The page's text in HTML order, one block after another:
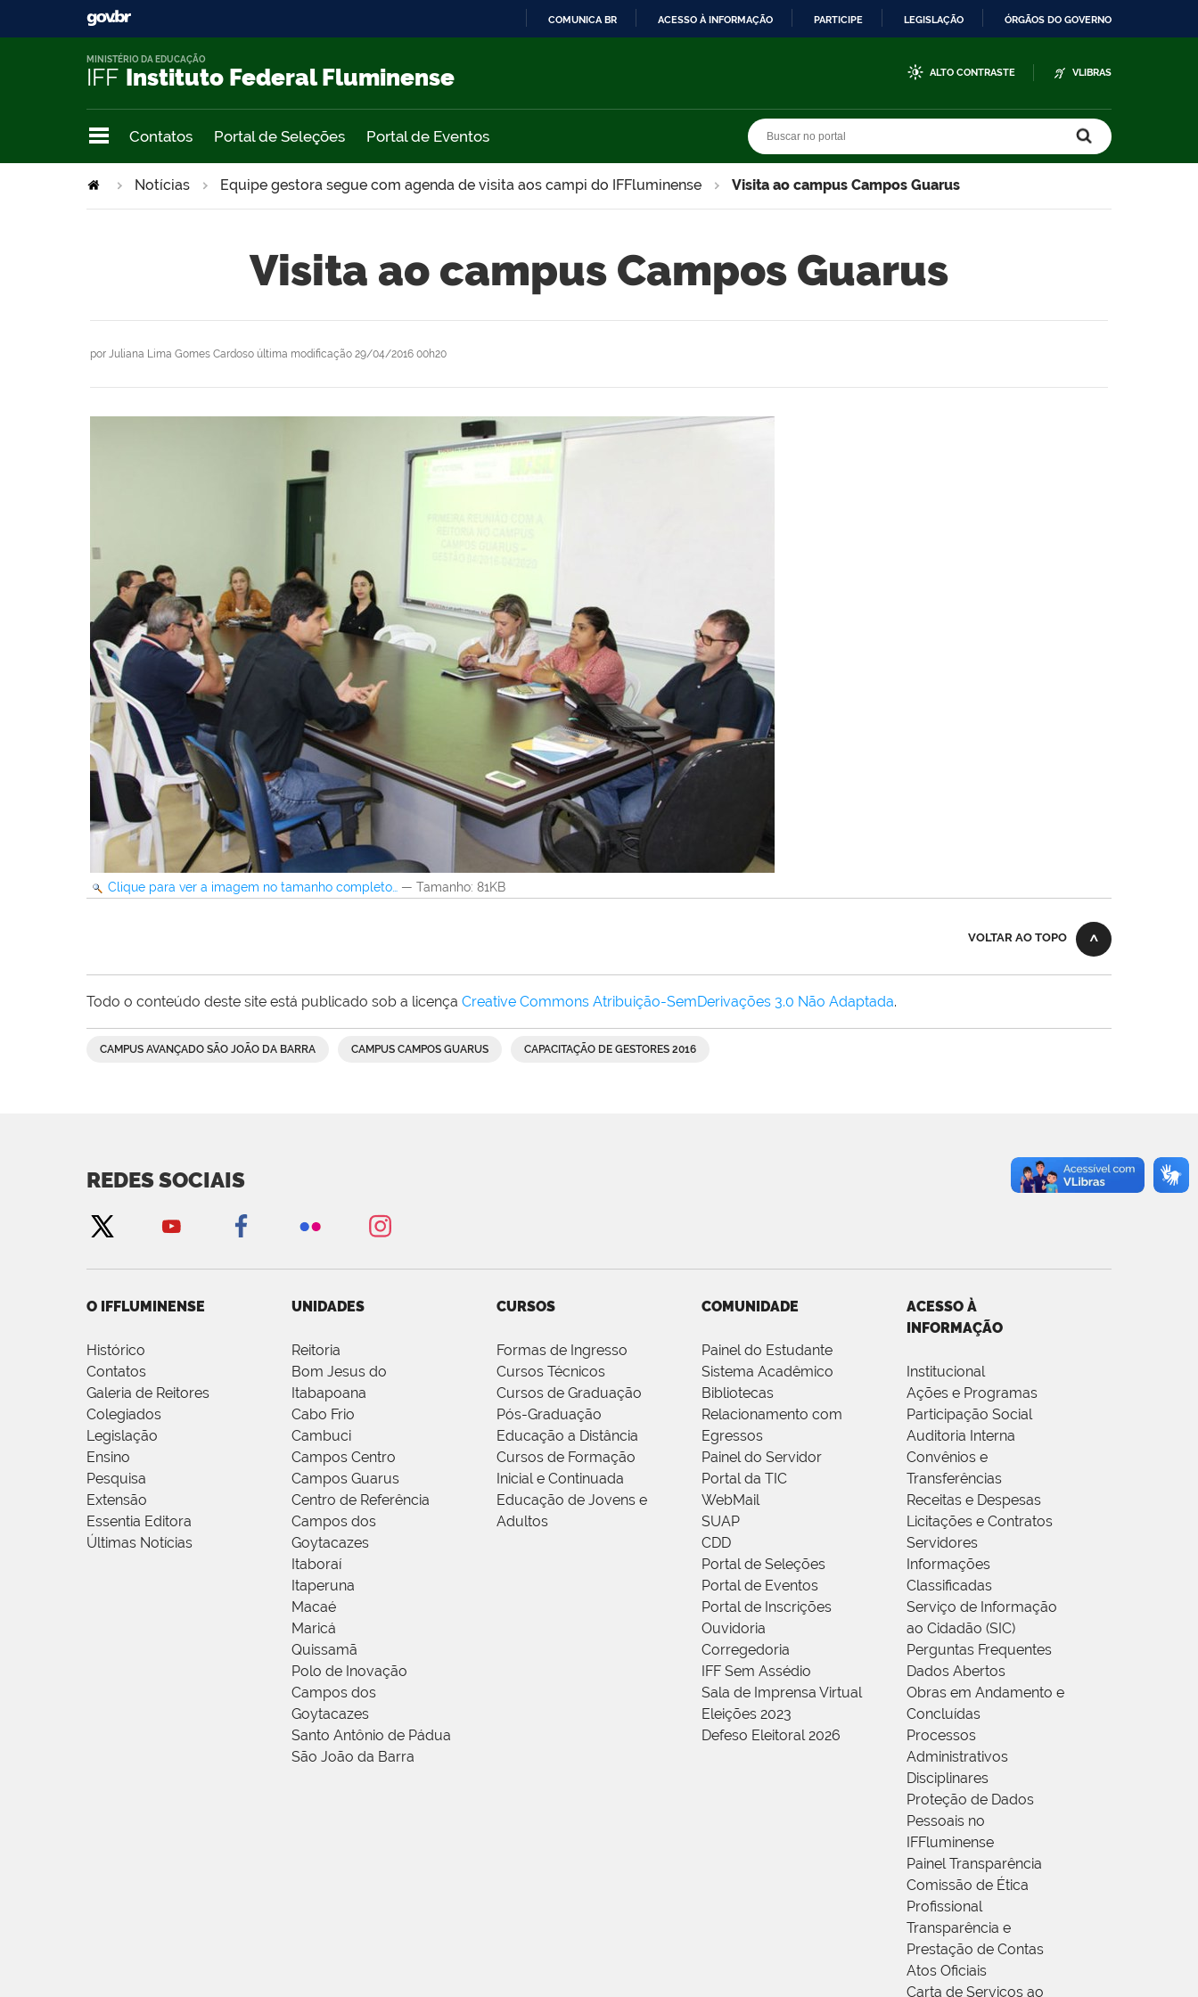
COMUNICA BR ACESSO À INFORMAÇÃO PARTICIPE LEGISLAÇÃO ÓRGÃOS DO GOVERNO
IFF Instituto Federal Fluminense
MINISTÉRIO DA EDUCAÇÃO
ALTO CONTRASTE VLIBRAS
Contatos Portal de Seleções Portal de Eventos
Notícias Equipe gestora segue com agenda de visita aos campi do IFFluminense Visita ao campus Campos Guarus
Visita ao campus Campos Guarus
por Juliana Lima Gomes Cardoso última modificação 29/04/2016 00h20
Clique para ver a imagem no tamanho completo… — Tamanho: 81KB
VOLTAR AO TOPO
Todo o conteúdo deste site está publicado sob a licença Creative Commons Atribuição-SemDerivações 3.0 Não Adaptada.
CAMPUS AVANÇADO SÃO JOÃO DA BARRA CAMPUS CAMPOS GUARUS CAPACITAÇÃO DE GESTORES 2016
REDES SOCIAIS
O IFFLUMINENSE
Histórico
Contatos
Galeria de Reitores
Colegiados
Legislação
Ensino
Pesquisa
Extensão
Essentia Editora
Últimas Notícias
UNIDADES
Reitoria
Bom Jesus do
Itabapoana
Cabo Frio
Cambuci
Campos Centro
Campos Guarus
Centro de Referência
Campos dos
Goytacazes
Itaboraí
Itaperuna
Macaé
Maricá
Quissamã
Polo de Inovação
Campos dos
Goytacazes
Santo Antônio de Pádua
São João da Barra
CURSOS
Formas de Ingresso
Cursos Técnicos
Cursos de Graduação
Pós-Graduação
Educação a Distância
Cursos de Formação
Inicial e Continuada
Educação de Jovens e
Adultos
COMUNIDADE
Painel do Estudante
Sistema Acadêmico
Bibliotecas
Relacionamento com
Egressos
Painel do Servidor
Portal da TIC
WebMail
SUAP
CDD
Portal de Seleções
Portal de Eventos
Portal de Inscrições
Ouvidoria
Corregedoria
IFF Sem Assédio
Sala de Imprensa Virtual
Eleições 2023
Defeso Eleitoral 2026
ACESSO À
INFORMAÇÃO
Institucional
Ações e Programas
Participação Social
Auditoria Interna
Convênios e
Transferências
Receitas e Despesas
Licitações e Contratos
Servidores
Informações
Classificadas
Serviço de Informação
ao Cidadão (SIC)
Perguntas Frequentes
Dados Abertos
Obras em Andamento e
Concluídas
Processos
Administrativos
Disciplinares
Proteção de Dados
Pessoais no
IFFluminense
Painel Transparência
Comissão de Ética
Profissional
Transparência e
Prestação de Contas
Atos Oficiais
Carta de Serviços ao